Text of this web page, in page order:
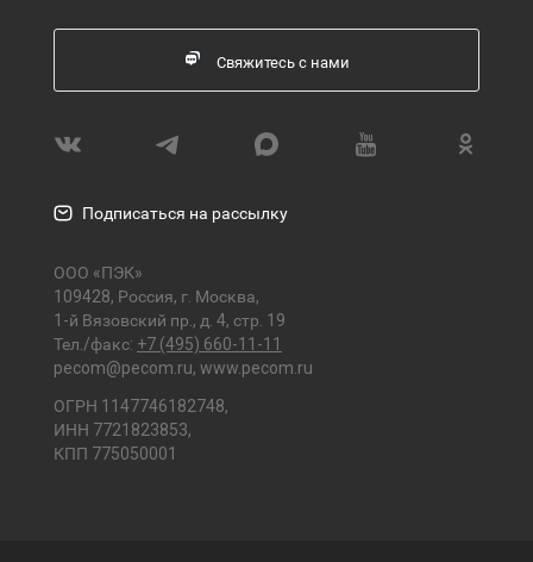
Свяжитесь с нами
Подписаться на рассылку
ООО «ПЭК»
109428, Россия, г. Москва,
1-й Вязовский пр., д. 4, стр. 19
Тел./факс: +7 (495) 660-11-11
pecom@pecom.ru, www.pecom.ru
ОГРН 1147746182748,
ИНН 7721823853,
КПП 775050001